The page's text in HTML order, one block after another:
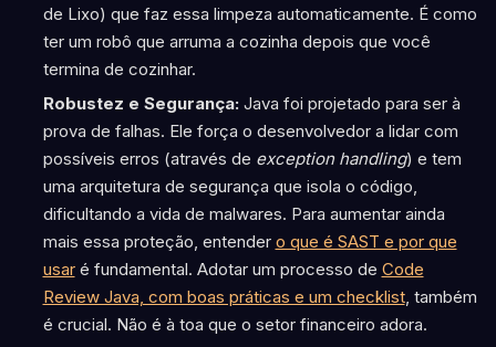
de Lixo) que faz essa limpeza automaticamente. É como
ter um robô que arruma a cozinha depois que você
termina de cozinhar.
Robustez e Segurança:Java foi projetado para ser à
prova de falhas. Ele força o desenvolvedor a lidar com
possíveis erros (através de exception handling) e tem
uma arquitetura de segurança que isola o código,
dificultando a vida de malwares. Para aumentar ainda
mais essa proteção, entender o que é SAST e por que
usaré fundamental. Adotar um processo de Code
Review Java, com boas práticas e um checklist, também
é crucial. Não é à toa que o setor financeiro adora.